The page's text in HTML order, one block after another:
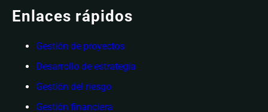
Enlaces rápidos
Gestión de proyectos
Desarrollo de estrategia
Gestión del riesgo
Gestión financiera